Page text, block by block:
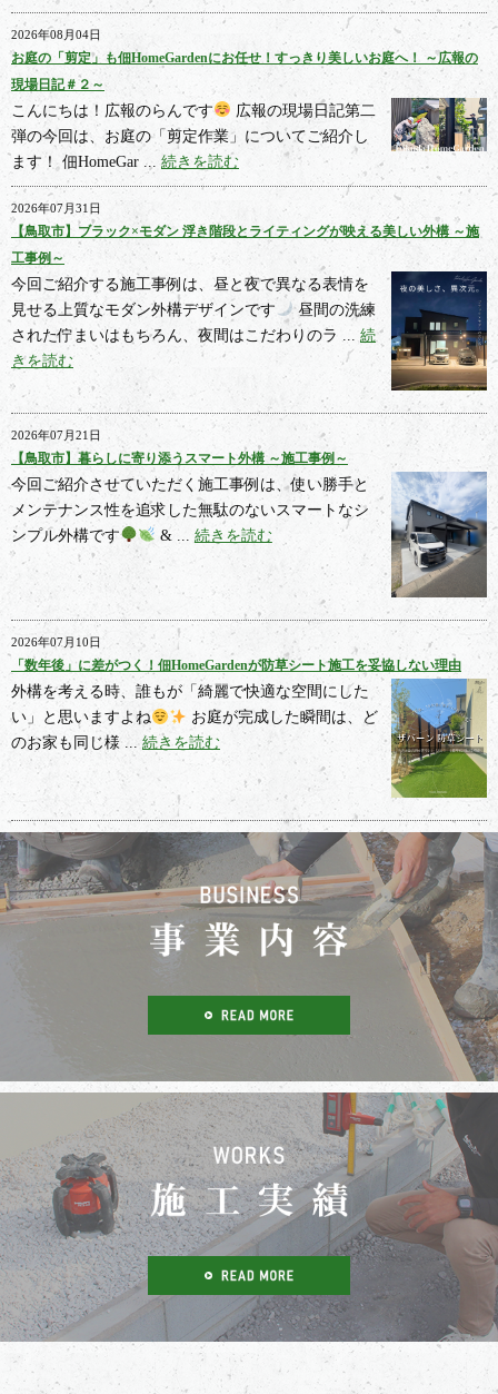
2026年08月04日
お庭の「剪定」も佃HomeGardenにお任せ！すっきり美しいお庭へ！ ～広報の
現場日記＃２～
こんにちは！広報のらんです
広報の現場日記第二
弾の今回は、お庭の「剪定作業」についてご紹介し
ます！ 佃HomeGar ... 続きを読む
2026年07月31日
【鳥取市】ブラック×モダン 浮き階段とライティングが映える美しい外構 ～施
工事例～
今回ご紹介する施工事例は、昼と夜で異なる表情を
見せる上質なモダン外構デザインです
昼間の洗練
された佇まいはもちろん、夜間はこだわりのラ ... 続
きを読む
2026年07月21日
【鳥取市】暮らしに寄り添うスマート外構 ～施工事例～
今回ご紹介させていただく施工事例は、使い勝手と
メンテナンス性を追求した無駄のないスマートなシ
ンプル外構です
& ... 続きを読む
2026年07月10日
「数年後」に差がつく！佃HomeGardenが防草シート施工を妥協しない理由
外構を考える時、誰もが「綺麗で快適な空間にした
い」と思いますよね‍
お庭が完成した瞬間は、ど
のお家も同じ様 ... 続きを読む